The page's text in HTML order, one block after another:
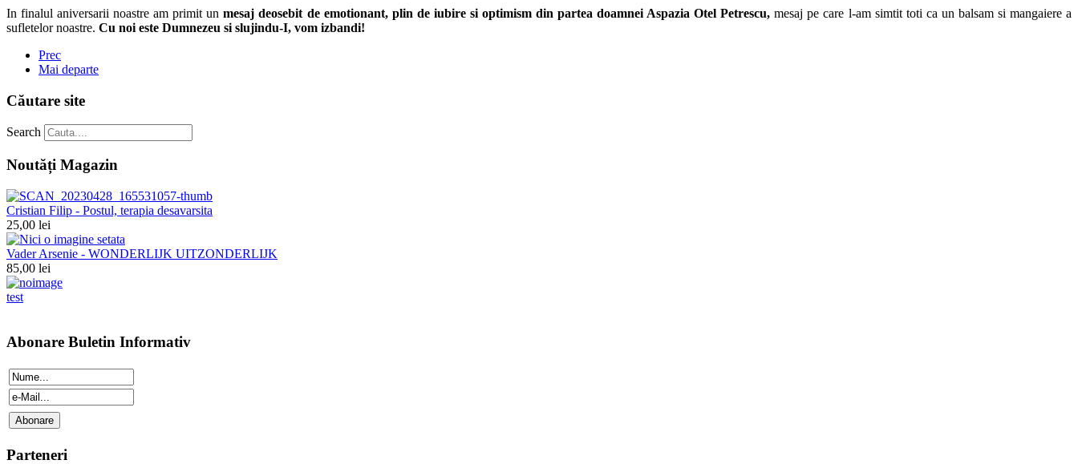
In finalul aniversarii noastre am primit unmesaj deosebit de emotionant, plin de iubire si optimism din partea doamnei Aspazia Otel Petrescu, mesaj pe care l-am simtit toti ca un balsam si mangaiere a
sufletelor noastre. Cu noi este Dumnezeu si slujindu-I, vom izbandi!
Prec
Mai departe
Căutare site
Search
Noutăți Magazin
Cristian Filip - Postul, terapia desavarsita
25,00 lei
Vader Arsenie - WONDERLIJK UITZONDERLIJK
85,00 lei
test
Abonare Buletin Informativ
Parteneri